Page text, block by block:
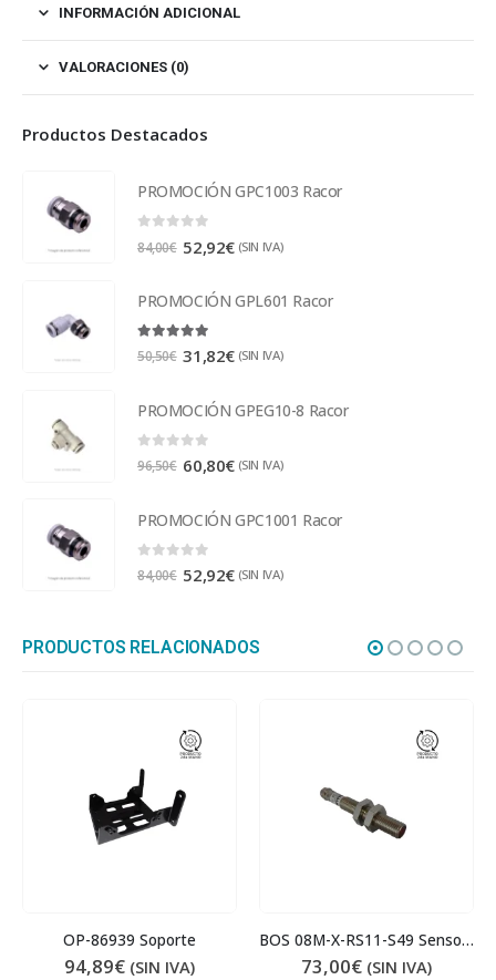
INFORMACIÓN ADICIONAL
VALORACIONES (0)
Productos Destacados
PROMOCIÓN GPC1003 Racor
84,00€ 52,92€ (SIN IVA)
PROMOCIÓN GPL601 Racor
5.00out of 5
50,50€ 31,82€ (SIN IVA)
PROMOCIÓN GPEG10-8 Racor
0 out of 5
96,50€ 60,80€ (SIN IVA)
PROMOCIÓN GPC1001 Racor
0 out of 5
84,00€ 52,92€ (SIN IVA)
PRODUCTOS RELACIONADOS
OP-86939 Soporte
94,89€ (SIN IVA)
BOS 08M-X-RS11-S49 Sensor fotoeléctrico
73,00€ (SIN IVA)